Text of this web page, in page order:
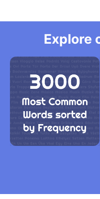
Explore